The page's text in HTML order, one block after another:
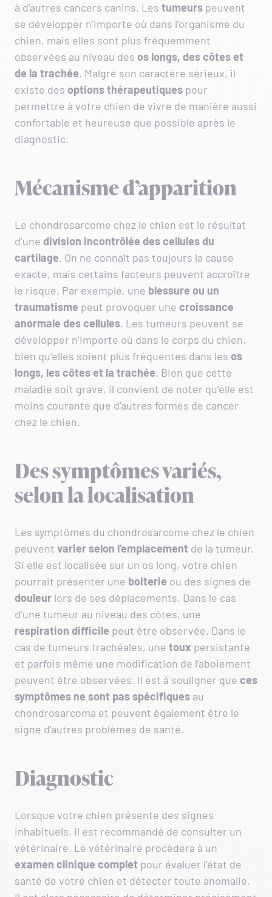
à d’autres cancers canins. Les tumeurs peuvent
se développer n’importe où dans l’organisme du
chien, mais elles sont plus fréquemment
observées au niveau des os longs, des côtes et
de la trachée. Malgré son caractère sérieux, il
existe des options thérapeutiques pour
permettre à votre chien de vivre de manière aussi
confortable et heureuse que possible après le
diagnostic.
Mécanisme d’apparition
Le chondrosarcome chez le chien est le résultat
d’une division incontrôlée des cellules du
cartilage. On ne connaît pas toujours la cause
exacte, mais certains facteurs peuvent accroître
le risque. Par exemple, une blessure ou un
traumatisme peut provoquer une croissance
anormale des cellules. Les tumeurs peuvent se
développer n’importe où dans le corps du chien,
bien qu’elles soient plus fréquentes dans les os
longs, les côtes et la trachée. Bien que cette
maladie soit grave, il convient de noter qu’elle est
moins courante que d’autres formes de cancer
chez le chien.
Des symptômes variés,
selon la localisation
Les symptômes du chondrosarcome chez le chien
peuvent varier selon l’emplacement de la tumeur.
Si elle est localisée sur un os long, votre chien
pourrait présenter une boiterie ou des signes de
douleur lors de ses déplacements. Dans le cas
d’une tumeur au niveau des côtes, une
respiration difficile peut être observée. Dans le
cas de tumeurs trachéales, une toux persistante
et parfois même une modification de l’aboiement
peuvent être observées. Il est à souligner que ces
symptômes ne sont pas spécifiques au
chondrosarcoma et peuvent également être le
signe d’autres problèmes de santé.
Diagnostic
Lorsque votre chien présente des signes
inhabituels, il est recommandé de consulter un
vétérinaire. Le vétérinaire procédera à un
examen clinique complet pour évaluer l’état de
santé de votre chien et détecter toute anomalie.